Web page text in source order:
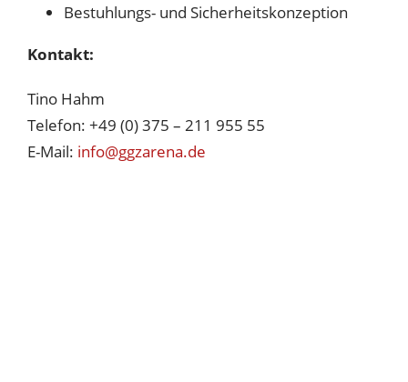
Bestuhlungs- und Sicherheitskonzeption
Kontakt:
Tino Hahm
Telefon: +49 (0) 375 – 211 955 55
E-Mail: info@ggzarena.de
NAMENSPARTNER DER SZB